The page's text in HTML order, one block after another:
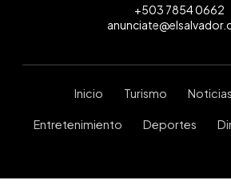
+503 7854 0662
Inicio Turismo Noticias
Entretenimiento Deportes